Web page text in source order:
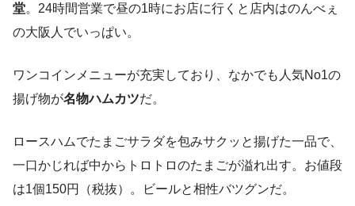
堂。24時間営業で昼の1時にお店に行くと店内はのんべぇ
の大阪人でいっぱい。
ワンコインメニューが充実しており、なかでも人気No1の
揚げ物が名物ハムカツだ。
ロースハムでたまごサラダを包みサクッと揚げた一品で、
一口かじれば中からトロトロのたまごが溢れ出す。お値段
は1個150円（税抜）。ビールと相性バツグンだ。